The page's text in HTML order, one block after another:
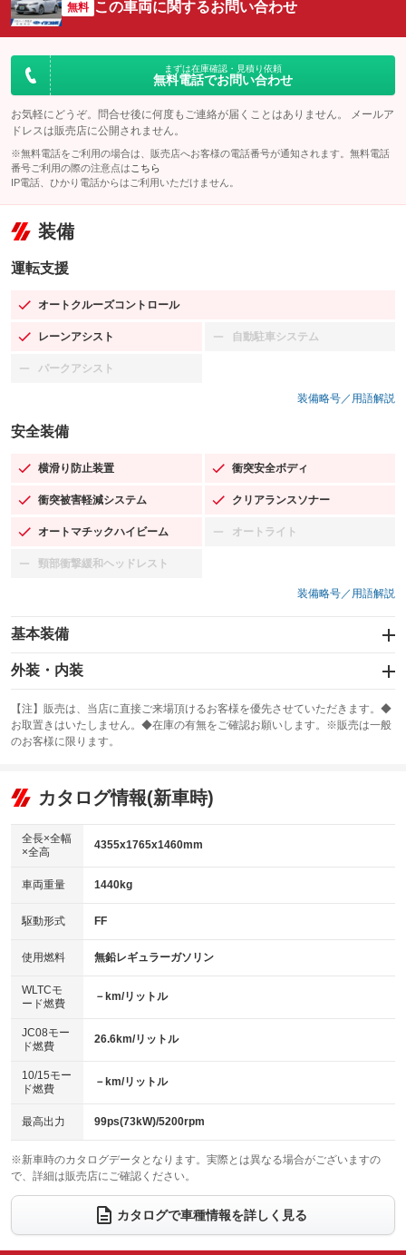
無料 この車両に関するお問い合わせ
まずは在庫確認・見積り依頼
無料電話でお問い合わせ
お気軽にどうぞ。問合せ後に何度もご連絡が届くことはありません。 メールア
ドレスは販売店に公開されません。
※無料電話をご利用の場合は、販売店へお客様の電話番号が通知されます。無料電話
番号ご利用の際の注意点は こちら
IP電話、ひかり電話からはご利用いただけません。
装備
運転支援
オートクルーズコントロール
：装備あり
レーンアシスト
：装備あり 自動駐車システム
：装備なし
パークアシスト
：装備なし
装備略号／用語解説
安全装備
横滑り防止装置
：装備あり 衝突安全ボディ
：装備あり
衝突被害軽減システム
：装備あり クリアランスソナー
：装備あり
オートマチックハイビーム
：装備あり オートライト
：装備なし
頸部衝撃緩和ヘッドレスト
：装備なし
装備略号／用語解説
基本装備
エアバッグ：運転席/助手席/サイド
：装備あり
：装備なし
サンルーフ
：装備あり ABS
リフトアップ
：装備なし
：装備なし
パワーウィンドウ
アイドリングストップ
：装備なし
USB入力端子
：装備なし
100V電源
：装備なし
センターデフロック
：装備なし
電動格納ミラー
：装備あり
外装・内装
カーナビ：メモリーナビ他
：装備あり
TV：フルセグ
：装備あり
ビジュアル：ブルーレイ再生／-
：装備あり
アルミホイール：アルミホイール
：装備あり
HID(キセノンライト)
バックカメラ
エアロ
：装備なし
ローダウン
：装備なし
ベンチシート
：装備なし
チップアップシート
：装備なし
電動格納サードシート
：装備なし シートヒーター
：装備あり
ウォークスルー
電動リアゲート フロントカメラ
：装備なし
シートエアコン 全周囲カメラ
【注】販売は、当店に直接ご来場頂けるお客様を優先させていただきます。◆
お取置きはいたしません。◆在庫の有無をご確認お願いします。※販売は一般
のお客様に限ります。
カタログ情報(新車時)
全長×全幅
×全高
4355x1765x1460mm
車両重量 1440kg
駆動形式 FF
使用燃料 無鉛レギュラーガソリン
WLTCモ
ード燃費
－km/リットル
JC08モー
ド燃費
26.6km/リットル
10/15モー
ド燃費
－km/リットル
最高出力 99ps(73kW)/5200rpm
※新車時のカタログデータとなります。実際とは異なる場合がございますの
で、詳細は販売店にご確認ください。
カタログで車種情報を詳しく見る